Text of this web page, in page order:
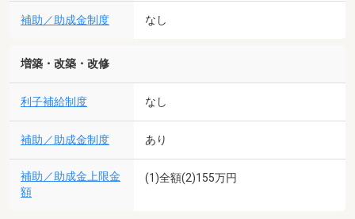
補助／助成金制度 なし
増築・改築・改修
利子補給制度 なし
補助／助成金制度 あり
補助／助成金上限金
額
(1)全額(2)155万円